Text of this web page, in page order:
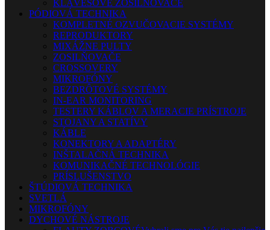
KLÁVESOVÉ ZOSILŇOVAČE
PÓDIOVÁ TECHNIKA
KOMPLETNÉ OZVUČOVACIE SYSTÉMY
REPRODUKTORY
MIXÁŽNE PULTY
ZOSILŇOVAČE
CROSSOVERY
MIKROFÓNY
BEZDRÔTOVÉ SYSTÉMY
IN-EAR MONITORING
TESTERY KÁBLOV A MERACIE PRÍSTROJE
STOJANY A STATÍVY
KÁBLE
KONEKTORY A ADAPTÉRY
INŠTALAČNÁ TECHNIKA
KOMUNIKAČNÉ TECHNOLÓGIE
PRÍSLUŠENSTVO
ŠTÚDIOVÁ TECHNIKA
SVETLÁ
MIKROFÓNY
DYCHOVÉ NÁSTROJE